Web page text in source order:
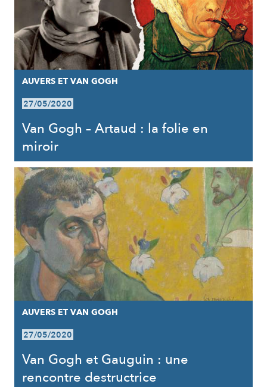
AUVERS ET VAN GOGH
27/05/2020
Van Gogh – Artaud : la folie en
miroir
AUVERS ET VAN GOGH
27/05/2020
Van Gogh et Gauguin : une
rencontre destructrice